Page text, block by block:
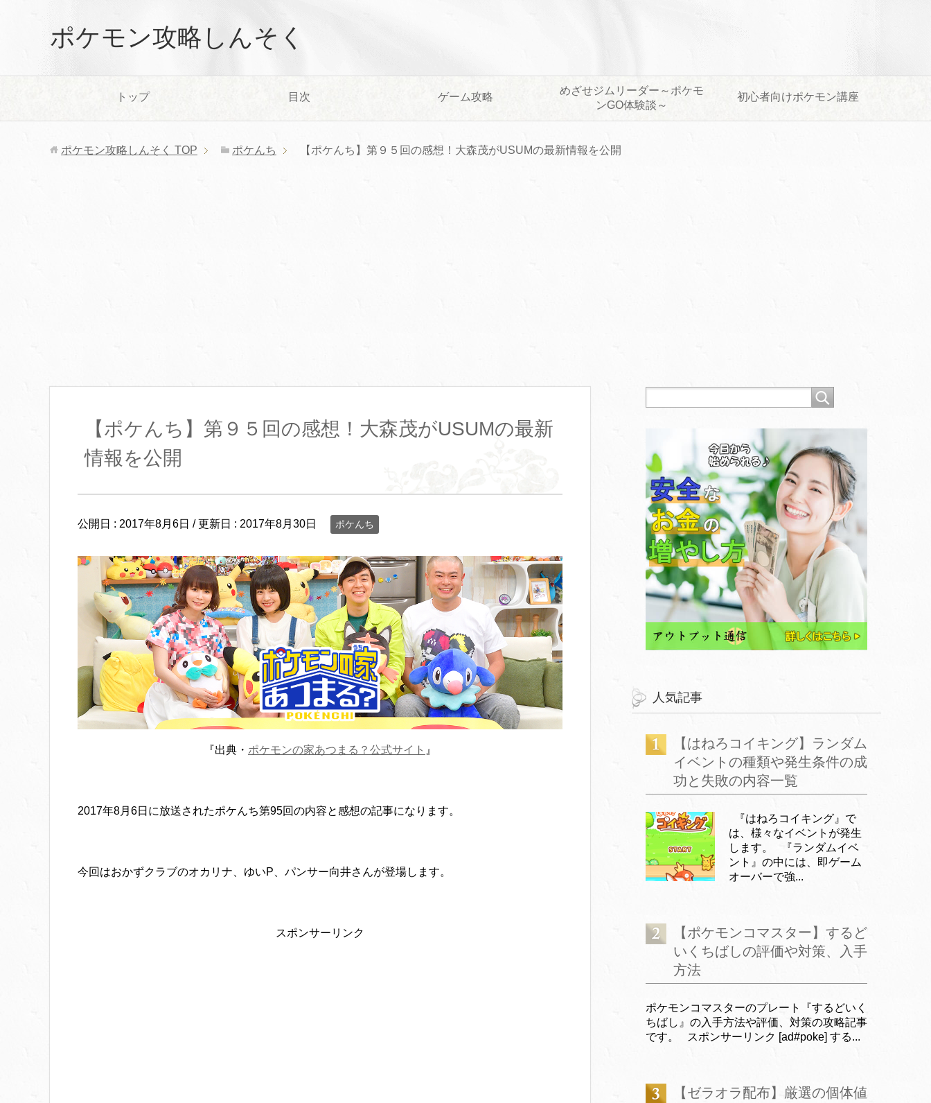
ポケモン攻略しんそく
トップ 目次 ゲーム攻略
めざせジムリーダー～ポケモ
ンGO体験談～
初心者向けポケモン講座
ポケモン攻略しんそく TOP ポケんち 【ポケんち】第９５回の感想！大森茂がUSUMの最新情報を公開
【ポケんち】第９５回の感想！大森茂がUSUMの最新
情報を公開
公開日 : 2017年8月6日 / 更新日 : 2017年8月30日 ポケんち
『出典・ ポケモンの家あつまる？公式サイト 』
2017年8月6日に放送されたポケんち第95回の内容と感想の記事になります。
今回はおかずクラブのオカリナ、ゆいP、パンサー向井さんが登場します。
スポンサーリンク
人気記事
【はねろコイキング】ランダム
イベントの種類や発生条件の成
功と失敗の内容一覧
『はねろコイキング』で
は、様々なイベントが発生
します。 『ランダムイベ
ント』の中には、即ゲーム
オーバーで強...
【ポケモンコマスター】するど
いくちばしの評価や対策、入手
方法
ポケモンコマスターのプレート『するどいく
ちばし』の入手方法や評価、対策の攻略記事
です。 スポンサーリンク [ad#poke] する...
【ゼラオラ配布】厳選の個体値